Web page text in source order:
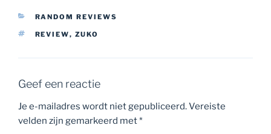
CATEGORIEËN
RANDOM REVIEWS
TAGS
REVIEW, ZUKO
Geef een reactie
Je e-mailadres wordt niet gepubliceerd.Vereiste
velden zijn gemarkeerd met*